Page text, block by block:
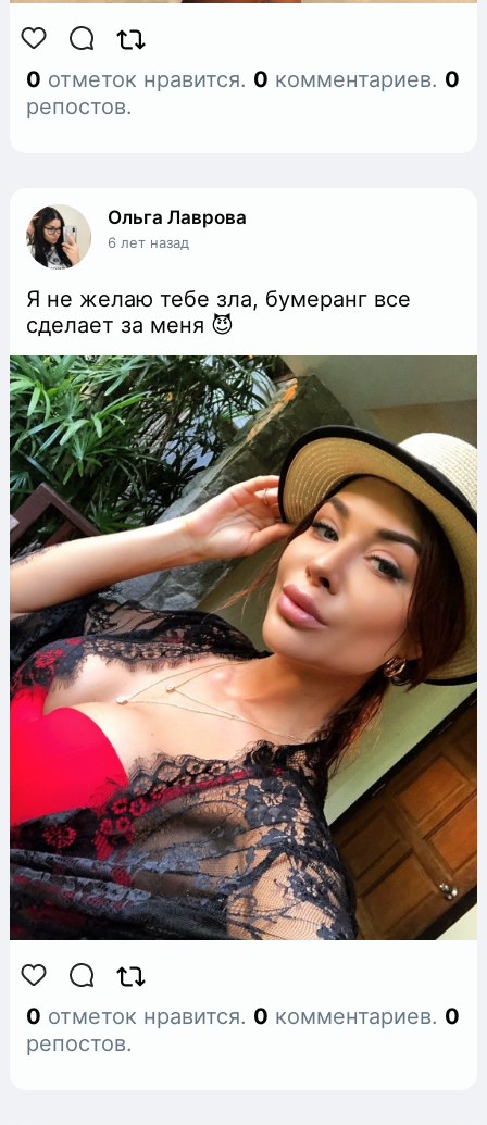
0 отметок нравится. 0 комментариев. 0
репостов.
Ольга Лаврова
6 лет назад
Я не желаю тебе зла, бумеранг все
сделает за меня 😈
0 отметок нравится. 0 комментариев. 0
репостов.